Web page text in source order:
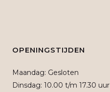
OPENINGSTIJDEN
Maandag: Gesloten
Dinsdag: 10.00 t/m 17.30 uur